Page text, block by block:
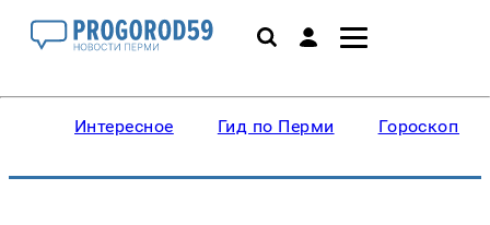
Интересное Гид по Перми Гороскопы